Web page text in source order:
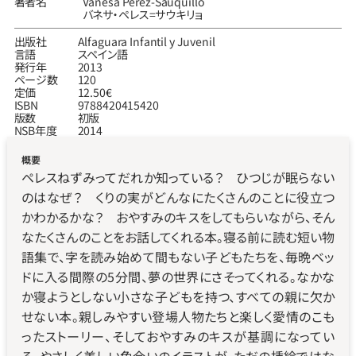
バネサ‧ペレス=サウキリョ
出版社
Alfaguara Infantil y Juvenil
言語
スペイン語
発行年
2013
ページ数
120
定価
12.50€
ISBN
9788420415420
版数
初版
NSB年度
2014
概要
ペレスねずみってだれか知っている？　ひつじが眠らない
のはなぜ？　くりの実がどんなにたくさんのことに役立つ
かわかるかな？　おやすみのキスをしてもらいながら、そん
なたくさんのことをお話してくれる本。寝る前に読む短い物
語集で、字を読み始めて間もない子どもたちを、毎晩ベッ
ドに入る間際の5分間、夢の世界にさそってくれる。なかな
か寝ようとしない小さな子どもを持つ、すべての親に欠か
せない本。親しみやすい登場人物たちと楽しく愛情のこも
ったストーリー、そしておやすみのキスが基調になってい